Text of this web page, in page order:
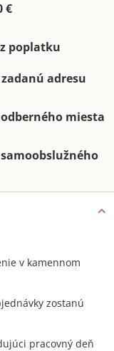
€
poplatku
adresu
miesta
v kamennom
zostanú
pracovný deň